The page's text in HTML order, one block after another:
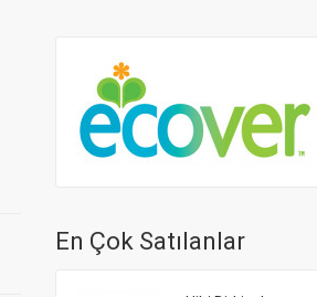
En Çok Satılanlar